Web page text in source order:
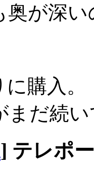
奥が深い
購入。
まだ続
] テレポ